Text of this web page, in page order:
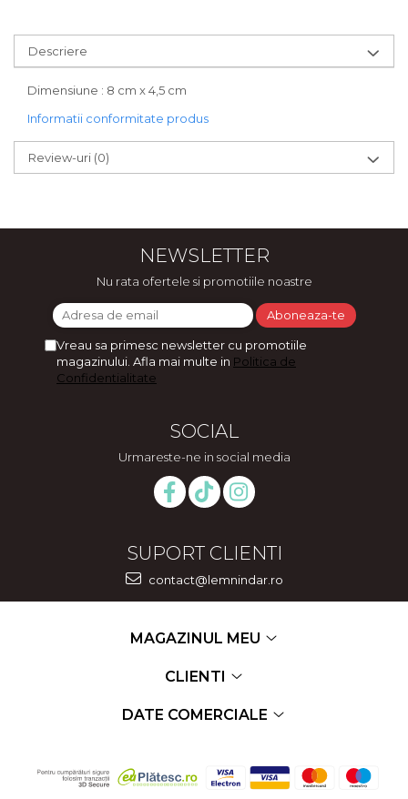
Ateliere - planse cu nisip colorat
Descriere
Dimensiune : 8 cm x 4,5 cm
Informatii conformitate produs
Review-uri (0)
NEWSLETTER
Nu rata ofertele si promotiile noastre
Vreau sa primesc newsletter cu promotiile
magazinului. Afla mai multe in Politica de
Confidentialitate
SOCIAL
Urmareste-ne in social media
SUPORT CLIENTI
contact@lemnindar.ro
MAGAZINUL MEU
CLIENTI
DATE COMERCIALE